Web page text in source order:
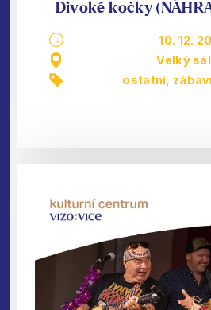
Divoké kočky
10. 12.
Velký sál
ostatní